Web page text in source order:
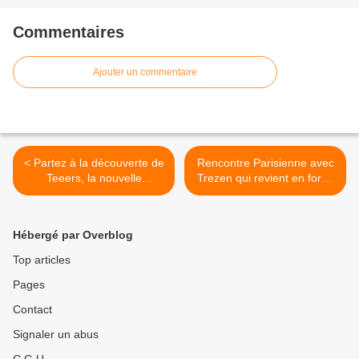
Commentaires
Ajouter un commentaire
< Partez à la découverte de
Teeers, la nouvelle
sensation pop made in
Rencontre Parisienne avec
Trezen qui revient en force
en 2016 ! >
Hébergé par Overblog
Top articles
Pages
Contact
Signaler un abus